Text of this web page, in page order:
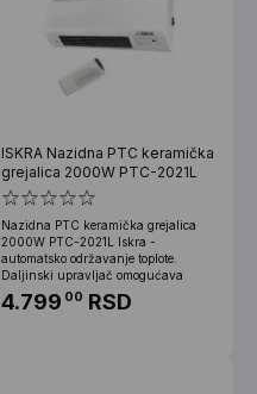
ISKRA Nazidna PTC keramička
grejalica 2000W PTC-2021L
Nazidna PTC keramička grejalica
2000W PTC-2021L Iskra -
automatsko održavanje toplote.
Daljinski upravljač omogućava
4.799 00 RSD